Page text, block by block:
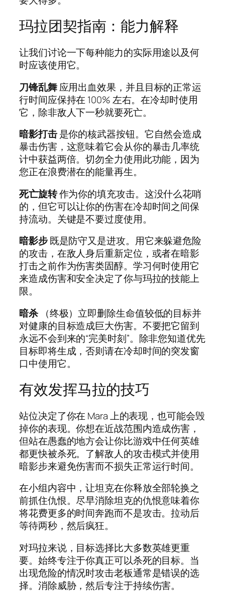
玛拉团契指南：能力解释
让我们讨论一下每种能力的实际用途以及何
时应该使用它。
刀锋乱舞应用出血效果，并且目标的正常运
行时间应保持在 100% 左右。在冷却时使用
它，除非敌人下一秒就要死亡。
暗影打击是你的核武器按钮。它自然会造成
暴击伤害，这意味着它会从你的暴击几率统
计中获益两倍。切勿全力使用此功能，因为
您正在浪费潜在的能量再生。
死亡旋转作为你的填充攻击。这没什么花哨
的，但它可以让你的伤害在冷却时间之间保
持流动。关键是不要过度使用。
暗影步既是防守又是进攻。用它来躲避危险
的攻击，在敌人身后重新定位，或者在暗影
打击之前作为伤害类固醇。学习何时使用它
来造成伤害和安全决定了你与玛拉的技能上
限。
暗杀（终极）立即删除生命值较低的目标并
对健康的目标造成巨大伤害。不要把它留到
永远不会到来的“完美时刻”。除非您知道优先
目标即将生成，否则请在冷却时间的突发窗
口中使用它。
有效发挥马拉的技巧
站位决定了你在 Mara 上的表现，也可能会毁
掉你的表现。你想在近战范围内造成伤害，
但站在愚蠢的地方会让你比游戏中任何英雄
都更快被杀死。了解敌人的攻击模式并使用
暗影步来避免伤害而不损失正常运行时间。
在小组内容中，让坦克在你释放全部轮换之
前抓住仇恨。尽早消除坦克的仇恨意味着你
将花费更多的时间奔跑而不是攻击。拉动后
等待两秒，然后疯狂。
对玛拉来说，目标选择比大多数英雄更重
要。始终专注于你真正可以杀死的目标。当
出现危险的情况时攻击老板通常是错误的选
择。消除威胁，然后专注于持续伤害。